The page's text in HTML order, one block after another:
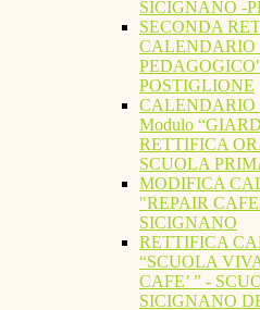
SICIGNANO -
SECONDA
POSTIGLIONE
CALENDARIO
Modulo
RETTIFICA
SCUOLA
MODIFICA
"REPAIR
SICIGNANO
RETTIFICA
“SCUOLA
CAFE’ ” -
SICIGNANO